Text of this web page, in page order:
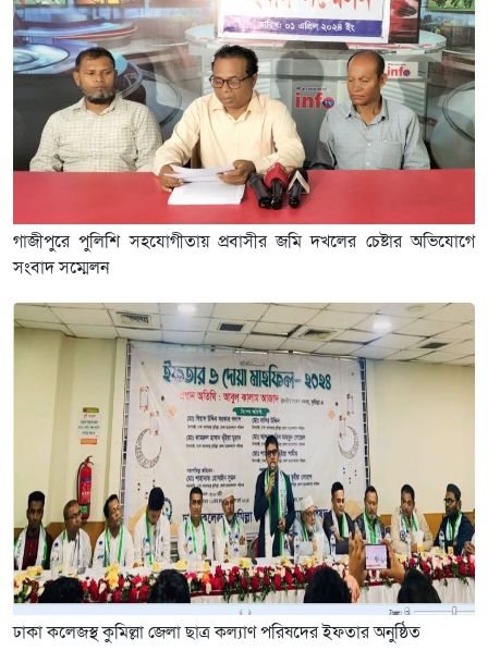
গাজীপুরে পুলিশি সহযোগীতায় প্রবাসীর জমি দখলের চেষ্টার অভিযোগে
সংবাদ সম্মেলন
ঢাকা কলেজস্থ কুমিল্লা জেলা ছাত্র কল্যাণ পরিষদের ইফতার অনুষ্ঠিত